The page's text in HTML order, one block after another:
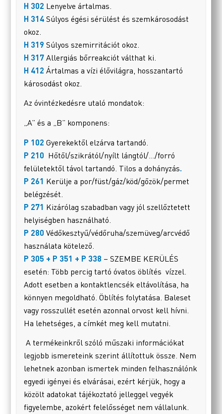
H 302 Lenyelve ártalmas.
H 314 Súlyos égési sérülést és szemkárosodást
okoz.
H 319 Súlyos szemirritációt okoz.
H 317 Allergiás bőrreakciót válthat ki.
H 412 Ártalmas a vízi élővilágra, hosszantartó
károsodást okoz.
Az óvintézkedésre utaló mondatok:
„A” és a „B” komponens:
P 102Gyerekektől elzárva tartandó.
P 210 Hőtől/szikrától/nyílt lángtól/…/forró
felületektől távol tartandó. Tilos a dohányzás
P 261 Kerülje a por/füst/gáz/köd/gőzök/permet
belégzését.
P 271 Kizárólag szabadban vagy jól szellőztetett
helyiségben használható.
P 280Védőkesztyű/védőruha/szemüveg/arcvédő
használata kötelező.
P 305 + P 351 + P 338 – SZEMBE KERÜLÉS
esetén: Több percig tartó óvatos öblítés vízzel.
Adott esetben a kontaktlencsék eltávolítása, ha
könnyen megoldható. Öblítés folytatása. Baleset
vagy rosszullét esetén azonnal orvost kell hívni.
Ha lehetséges, a címkét meg kell mutatni.
A termékeinkről szóló műszaki információkat
legjobb ismereteink szerint állítottuk össze. Nem
lehetnek azonban ismertek minden felhasználónk
egyedi igényei és elvárásai, ezért kérjük, hogy a
közölt adatokat tájékoztató jelleggel vegyék
figyelembe, azokért felelősséget nem vállalunk.